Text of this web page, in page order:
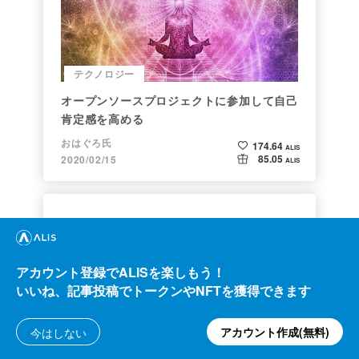
テクノロジー
オープンソースプロジェクトに参加して自己
肯定感を高める
おはぐろ氏
2020/02/15
174.64 ALIS
85.05 ALIS
他カテゴリ
ALISのシステム概観
アカウント登録でALISを楽しもう！
いいね、記事投稿でトークンやNFTを獲得できます
今はしない アカウント作成(無料)